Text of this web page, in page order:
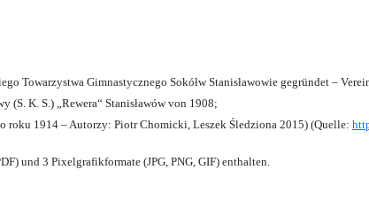
Towarzystwa Gimnastycznego Sokółw Stanisławowie gegründet –
(S. K. S.) „Rewera“ Stanisławów von 1908;
roku 1914 – Autorzy: Piotr Chomicki, Leszek Śledziona 2015) (Quelle:
und 3 Pixelgrafikformate (JPG, PNG, GIF) enthalten.